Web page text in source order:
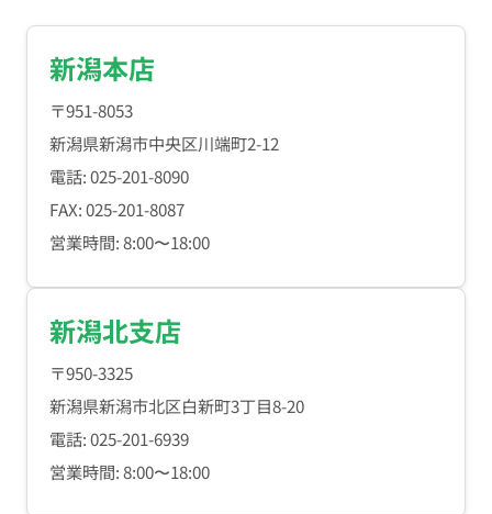
新潟本店
〒951-8053
新潟県新潟市中央区川端町2-12
電話: 025-201-8090
FAX: 025-201-8087
営業時間: 8:00〜18:00
新潟北支店
〒950-3325
新潟県新潟市北区白新町3丁目8-20
電話: 025-201-6939
営業時間: 8:00〜18:00